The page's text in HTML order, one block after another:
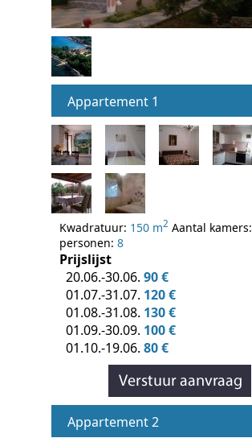
musea
Appartement 1
Kwadratuur: 150 m2 Aantal kamers:
personen: 8
Prijslijst
20.06.-30.06. 90 €
01.07.-31.07. 120 €
01.08.-31.08. 130 €
01.09.-30.09. 100 €
01.10.-19.06. 80 €
Appartement 2